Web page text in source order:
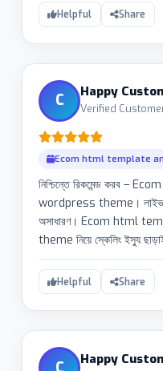
Helpful Share
C Happy
Verified
Ecom html template
নিশ্চিন্তে রিকমেন্ড করব –
wordpress theme। লাইভ
অসাধারণ। Ecom html
theme নিয়ে স্কেলিং ইস্যু
Helpful Share
Happy